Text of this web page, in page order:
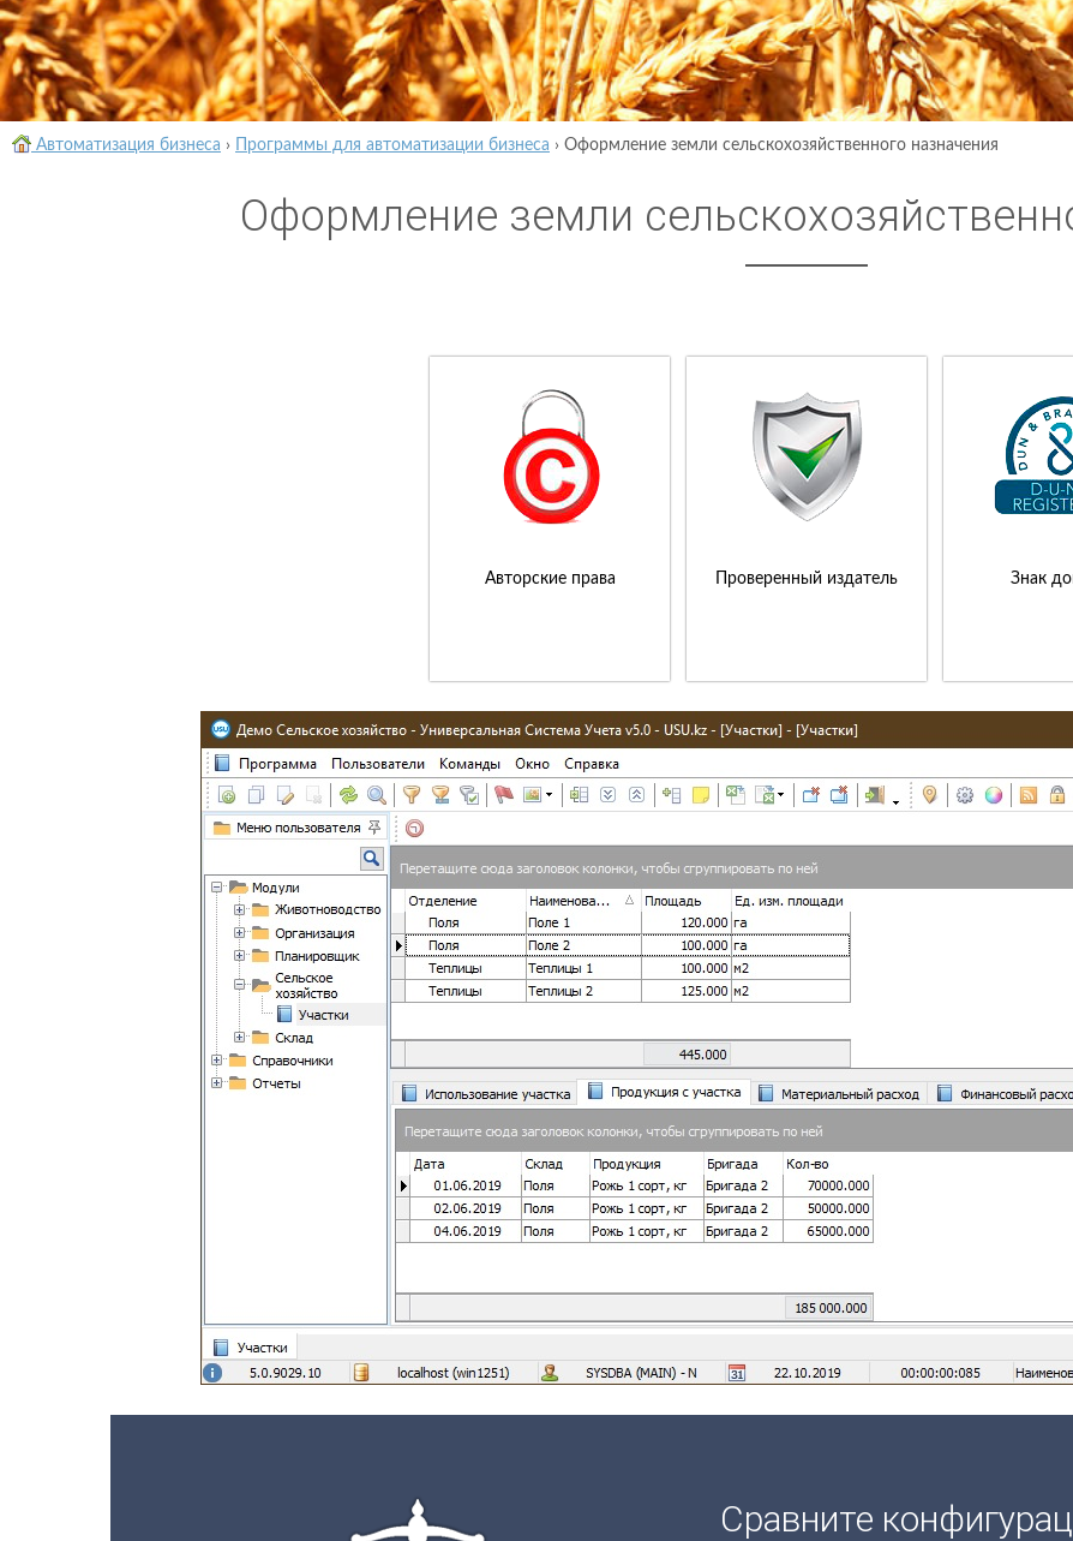
Автоматизация бизнеса › Программы для автоматизации бизнеса › Оформление земли сельскохозяйственного назначения
Оформление земли
Авторские права Проверенный издатель Знак
Сравните